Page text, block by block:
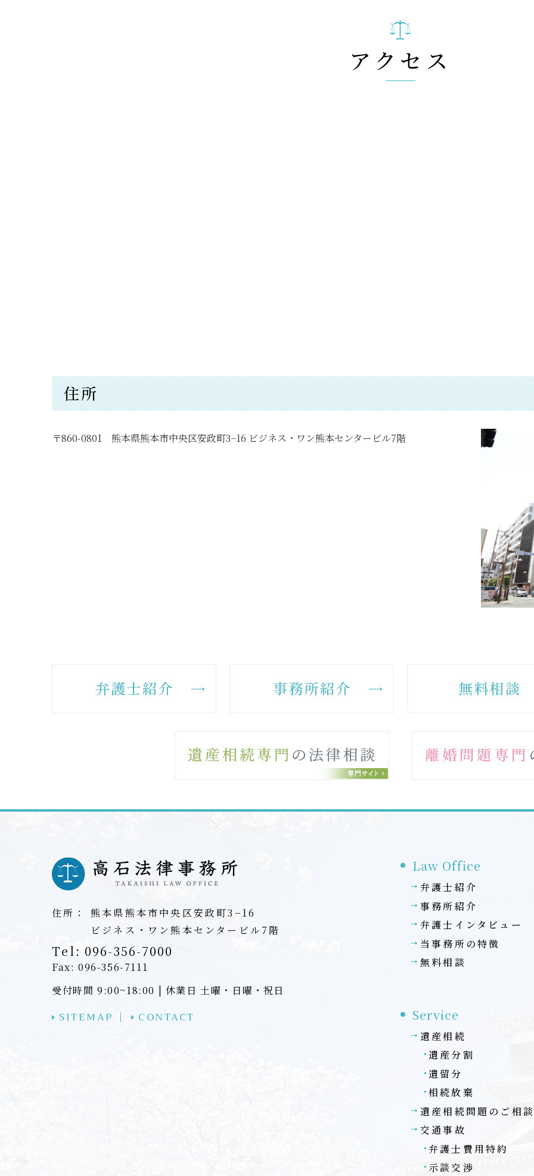
アクセス
住所
〒860-0801 熊本県熊本市中央区安政町3−16 ビジネス・ワン熊本センタービル7階
Law Office
弁護士紹介
事務所紹介
弁護士インタビュー
当事務所の特徴
無料相談
Service
遺産相続
遺産分割
遺留分
相続放棄
遺産相続問題のご相談
交通事故
弁護士費用特約
示談交渉
住所：
熊本県熊本市中央区安政町3−16
ビジネス・ワン熊本センタービル7階
Tel: 096-356-7000
Fax: 096-356-7111
受付時間 9:00~18:00 | 休業日 土曜・日曜・祝日
SITEMAP CONTACT